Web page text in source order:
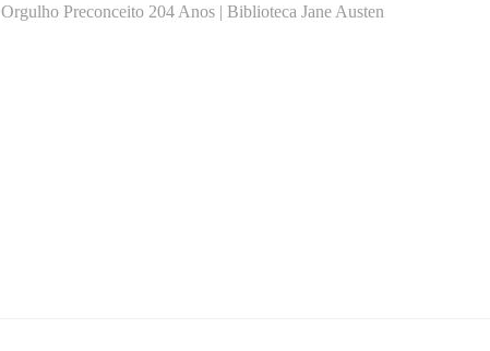
Orgulho Preconceito 204 Anos | Biblioteca Jane Austen